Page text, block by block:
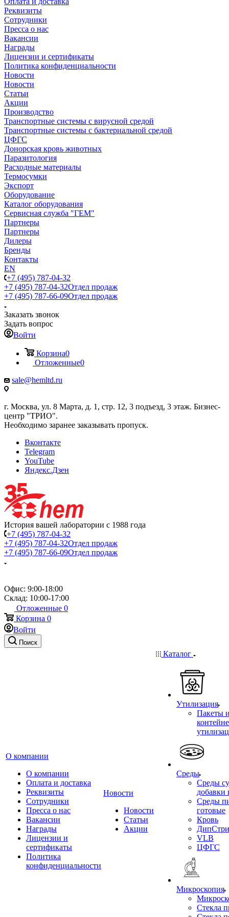
Реквизиты
Сотрудники
Пресса о нас
Вакансии
Награды
Лицензии и сертификаты
Политика конфиденциальности
Новости
Новости
Статьи
Акции
Производство
Транспортные системы с вирусной средой
Транспортные системы с бактериальной средой
ЦФГС
Донорская кровь животных
Паразитология
Расходные материалы
Термосумки
Экспорт
Оборудование
Каталог оборудования
Сервисная служба "ГЕМ"
Партнеры
Партнеры
Дилеры
Бренды
Контакты
EN
+7 (495) 787-04-32
+7 (495) 787-04-32Отдел продаж
+7 (495) 787-66-09Отдел продаж
Заказать звонок
Задать вопрос
Войти
Корзина0
Отложенные0
sale@hemltd.ru
г. Москва, ул. 8 Марта, д. 1, стр. 12, 3 подъезд, 3 этаж. Бизнес-
центр "ТРИО".
Необходимо заранее заказывать пропуск.
Вконтакте
Telegram
YouTube
Яндекс.Дзен
История вашей лаборатории с 1988 года
+7 (495) 787-04-32
+7 (495) 787-04-32Отдел продаж
+7 (495) 787-66-09Отдел продаж
Офис: 9:00-18:00
Склад: 10:00-17:00
Отложенные 0
Корзина 0
Войти
Поиск
О компании
О компании
Оплата и доставка
Реквизиты
Сотрудники
Пресса о нас
Вакансии
Награды
Лицензии и
сертификаты
Политика
конфиденциальности
Новости
Новости
Статьи
Акции
Каталог
Утилизация
Пакеты
Среды
Среды
добавки
Среды
готовые
Кровь
VLB
ЦФГС
Микроскопия
Стекла